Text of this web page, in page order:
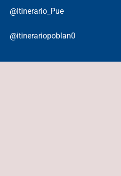
@Itinerario_Pue
@itinerariopoblan0